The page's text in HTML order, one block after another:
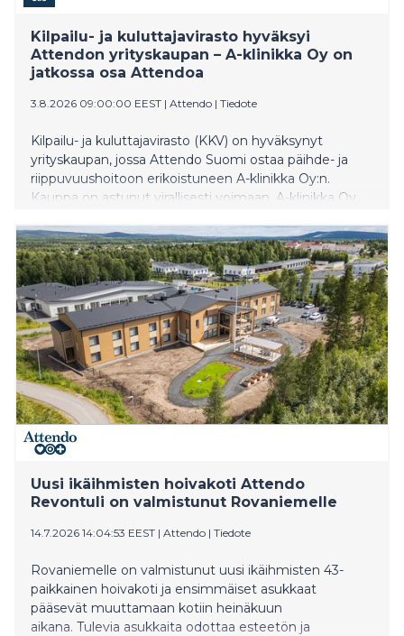
Kilpailu- ja kuluttajavirasto hyväksyi
Attendon yrityskaupan – A-klinikka Oy on
jatkossa osa Attendoa
3.8.2026 09:00:00 EEST | Attendo | Tiedote
Kilpailu- ja kuluttajavirasto (KKV) on hyväksynyt
yrityskaupan, jossa Attendo Suomi ostaa päihde- ja
riippuvuushoitoon erikoistuneen A-klinikka Oy:n.
Kauppa on astunut virallisesti voimaan. A-klinikka Oy
palveluillaan.
Uusi ikäihmisten hoivakoti Attendo
Revontuli on valmistunut Rovaniemelle
14.7.2026 14:04:53 EEST | Attendo | Tiedote
Rovaniemelle on valmistunut uusi ikäihmisten 43-
paikkainen hoivakoti ja ensimmäiset asukkaat
pääsevät muuttamaan kotiin heinäkuun
aikana. Tulevia asukkaita odottaa esteetön ja